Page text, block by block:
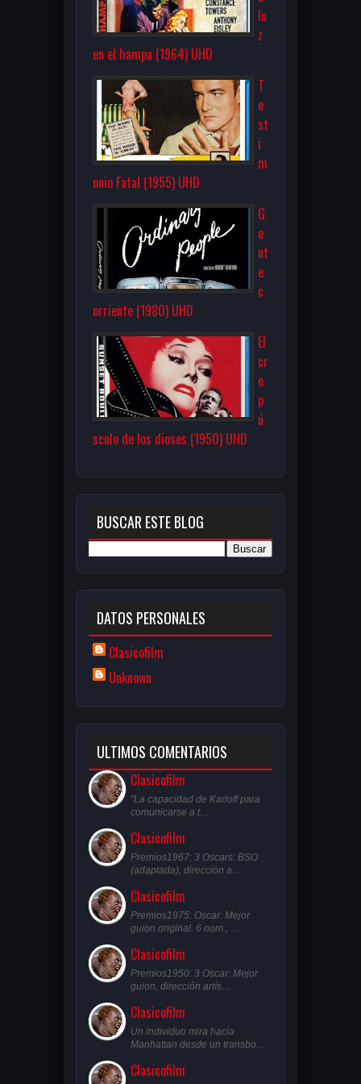
lu
z
en el hampa (1964) UHD
T
e
st
i
m
onio Fatal (1955) UHD
G
e
nt
e
c
orriente (1980) UHD
El
cr
e
p
ú
sculo de los dioses (1950) UHD
BUSCAR ESTE BLOG
DATOS PERSONALES
Clasicofilm
Unknown
ULTIMOS COMENTARIOS
Clasicofilm
"La capacidad de Karloff para
comunicarse a t…
Clasicofilm
Premios1967: 3 Oscars: BSO
(adaptada), dirección a…
Clasicofilm
Premios1975: Oscar: Mejor
guion original. 6 nom., …
Clasicofilm
Premios1950: 3 Oscar: Mejor
guion, dirección artís…
Clasicofilm
Un individuo mira hacia
Manhattan desde un transbo…
Clasicofilm